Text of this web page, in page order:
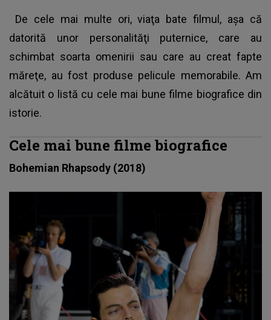
De cele mai multe ori, viaţa bate filmul, aşa că
datorită unor personalităţi puternice, care au
schimbat soarta omenirii sau care au creat fapte
măreţe, au fost produse pelicule memorabile. Am
alcătuit o listă cu cele mai bune filme biografice din
istorie.
Cele mai bune filme biografice
Bohemian Rhapsody (2018)